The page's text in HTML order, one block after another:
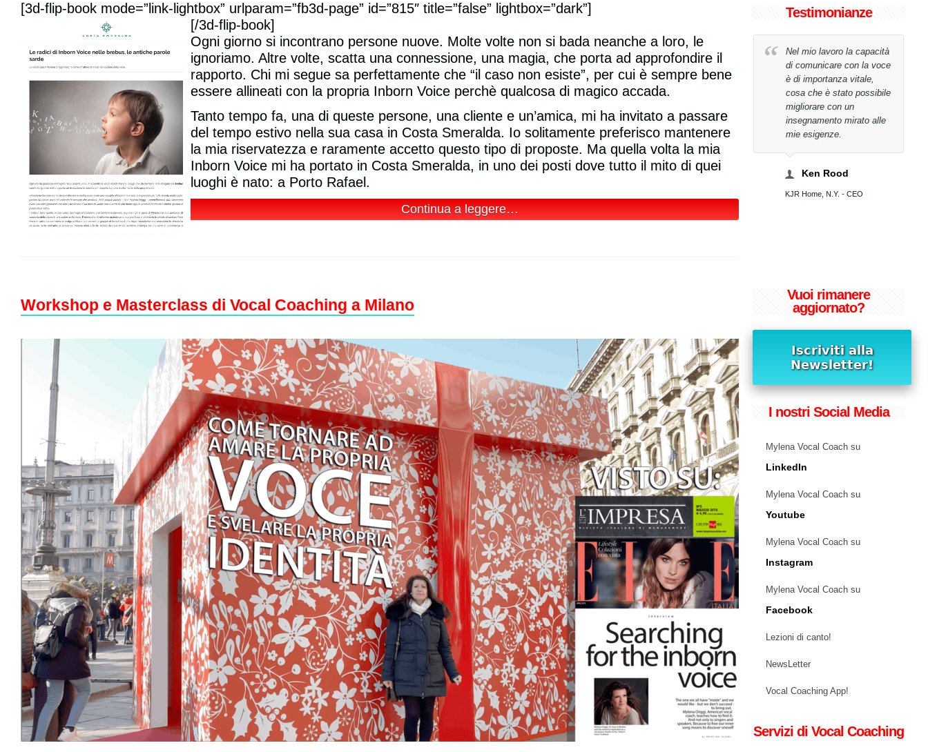
[3d-flip-book mode=”link-lightbox” urlparam=”fb3d-page” id=”815″ title=”false” lightbox=”dark”]
[/3d-flip-book]
Ogni giorno si incontrano persone nuove. Molte volte non si bada neanche a loro, le
ignoriamo. Altre volte, scatta una connessione, una magia, che porta ad approfondire il
rapporto. Chi mi segue sa perfettamente che “il caso non esiste”, per cui è sempre bene
essere allineati con la propria Inborn Voice perchè qualcosa di magico accada.
Tanto tempo fa, una di queste persone, una cliente e un’amica, mi ha invitato a passare
del tempo estivo nella sua casa in Costa Smeralda. Io solitamente preferisco mantenere
la mia riservatezza e raramente accetto questo tipo di proposte. Ma quella volta la mia
Inborn Voice mi ha portato in Costa Smeralda, in uno dei posti dove tutto il mito di quei
luoghi è nato: a Porto Rafael.
Continua a leggere…
Workshop e Masterclass di Vocal Coaching a Milano
Testimonianze
Sono rimasta sorpresa
dalla serietà e
dall'efficacia del metodo di
Mylena, pieno di esercizi
lezioni ho sviluppato una
voce più resistente e ora
sono in grado di cantare
senza problemi le canzoni
Elena Rimoldi
Non avrei mai creduto di
riuscire a raggiungere il
mio obiettivo in sole 26
lezioni!
Tony Bucci
Bucci WorldWide Spa, Presidente
Nel mio lavoro la capacità
di comunicare con la voce
è di importanza vitale,
cosa che è stato possibile
migliorare con un
insegnamento mirato alle
mie esigenze.
KJR Home, N.Y. - CEO
La mia
riabilitata
Vuoi rimanere
aggiornato?
I nostri Social Media
Mylena Vocal Coach su
LinkedIn
Mylena Vocal Coach su
Youtube
Mylena Vocal Coach su
Instagram
Mylena Vocal Coach su
Facebook
Lezioni di canto!
NewsLetter
Vocal Coaching App!
Servizi di Vocal Coaching